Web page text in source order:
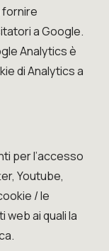
fornire
a Google.
Analytics è
di Analytics a
per l’accesso
Youtube,
/ le
web ai quali la